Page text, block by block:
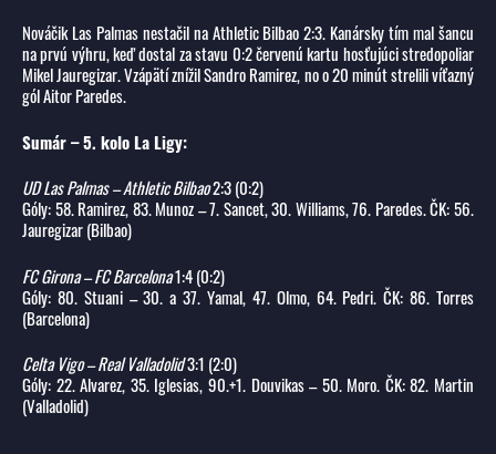
Nováčik Las Palmas nestačil na Athletic Bilbao 2:3. Kanársky tím mal šancu
na prvú výhru, keď dostal za stavu 0:2 červenú kartu hosťujúci stredopoliar
Mikel Jauregizar. Vzápätí znížil Sandro Ramirez, no o 20 minút strelili víťazný
gól Aitor Paredes.
Sumár – 5. kolo La Ligy:
UD Las Palmas – Athletic Bilbao2:3 (0:2)
Góly: 58. Ramirez, 83. Munoz – 7. Sancet, 30. Williams, 76. Paredes. ČK: 56.
Jauregizar (Bilbao)
FC Girona – FC Barcelona1:4 (0:2)
Góly: 80. Stuani – 30. a 37. Yamal, 47. Olmo, 64. Pedri. ČK: 86. Torres
(Barcelona)
Celta Vigo – Real Valladolid3:1 (2:0)
Góly: 22. Alvarez, 35. Iglesias, 90.+1. Douvikas – 50. Moro. ČK: 82. Martin
(Valladolid)